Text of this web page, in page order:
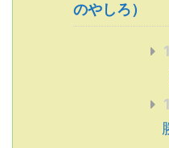
のやしろ）